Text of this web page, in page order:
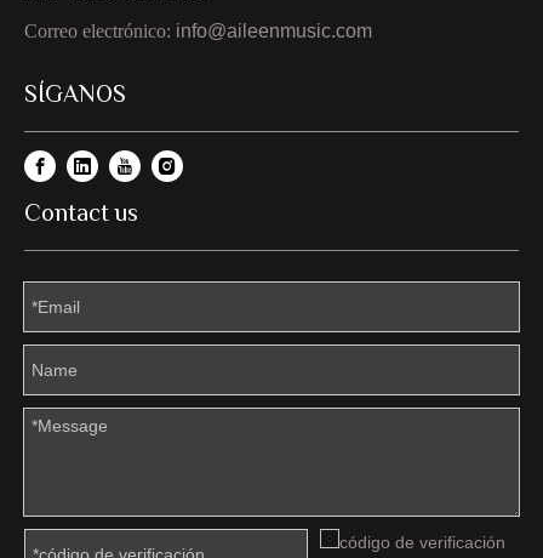
Correo electrónico: info@aileenmusic.com
SÍGANOS
Contact us